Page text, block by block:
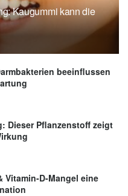
Kaugummi kann die
beeinflussen
Dieser Pflanzenstoff zeigt
Vitamin-D-Mangel eine